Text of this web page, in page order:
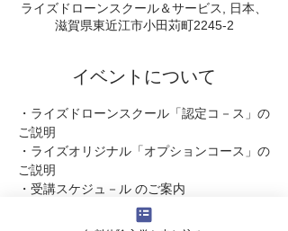
ライズドローンスクール＆サービス, 日本、
滋賀県東近江市小田苅町2245-2
イベントについて
・ライズドローンスクール「認定コ－ス」の
ご説明
・ライズオリジナル「オプションコース」の
ご説明
・受講スケジュ－ル のご案内
・受講料   についてなど・・・
ドロ－ンに関するご質問やご不明な点が明瞭